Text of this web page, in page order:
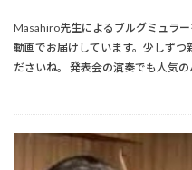
Masahiro先生によるブルグミュラ
動画でお届けしています。少しずつ
ださいね。 発表会の演奏でも人気の